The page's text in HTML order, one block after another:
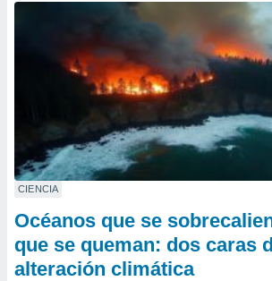
CIENCIA
Océanos que se
que se queman: dos caras
alteración climática